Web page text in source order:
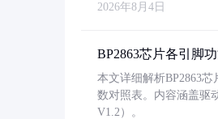
2026年8月4日
BP2863芯片各引脚
本文详细解析BP2863
数对照表。内容涵盖驱
V1.2）。